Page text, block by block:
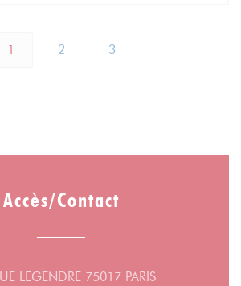
1 2 3
Accès/Contact
LEGENDRE 75017 PARIS((ouvre une